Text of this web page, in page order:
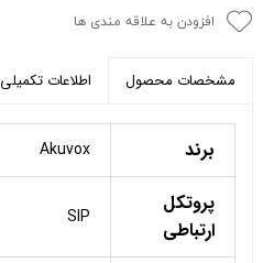
افزودن به علاقه مندی ها
مشخصات محصول اطلاعات تکمیلی
برند Akuvox
پروتکل
ارتباطی
SIP